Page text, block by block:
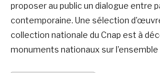
proposer au public un dialogue entre
contemporaine. Une sélection
collection nationale du Cnap est à
monuments nationaux sur l’ensemble